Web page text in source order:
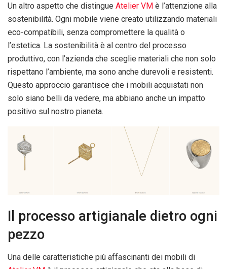
Un altro aspetto che distingue Atelier VM è l’attenzione alla
sostenibilità. Ogni mobile viene creato utilizzando materiali
eco-compatibili, senza compromettere la qualità o
l’estetica. La sostenibilità è al centro del processo
produttivo, con l’azienda che sceglie materiali che non solo
rispettano l’ambiente, ma sono anche durevoli e resistenti.
Questo approccio garantisce che i mobili acquistati non
solo siano belli da vedere, ma abbiano anche un impatto
positivo sul nostro pianeta.
Il processo artigianale dietro ogni
pezzo
Una delle caratteristiche più affascinanti dei mobili di